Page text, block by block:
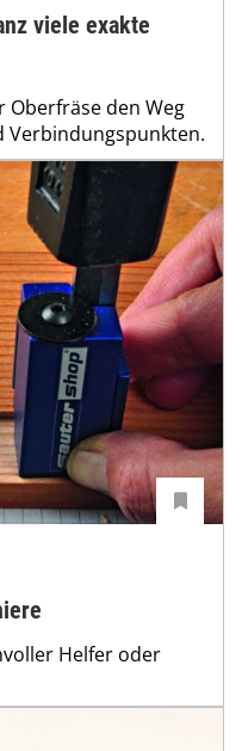
viele exakte
Oberfräse den Weg
Verbindungspunkten.
Helfer oder